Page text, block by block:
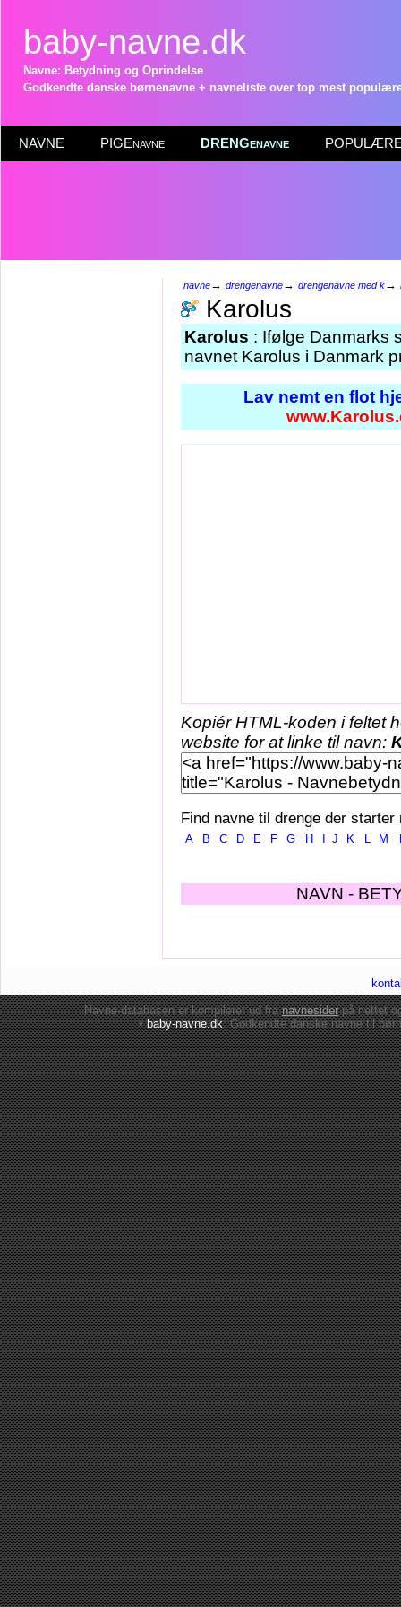
baby-navne.dk
Navne: Betydning og Oprindelse
Godkendte danske børnenavne + navneliste over top mest
NAVNE PIGEnavne DRENGenavne POPULÆRE
navne→ drengenavne→ drengenavne med k→
Karolus
Karolus : Ifølge Danmarks
navnet Karolus i Danmark
Lav nemt en flot
Kopiér HTML-koden i feltet
website for at linke til navn:
Find navne til drenge der starter
A B C D E F G H J K L M
NAVN -
Navne-databasen er kompileret ud franavnesiderpå nettet
•baby-navne.dk: Godkendte danskenavne til børn